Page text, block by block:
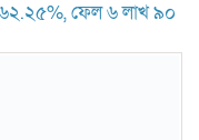
ফেল ৬ লাখ ৯০